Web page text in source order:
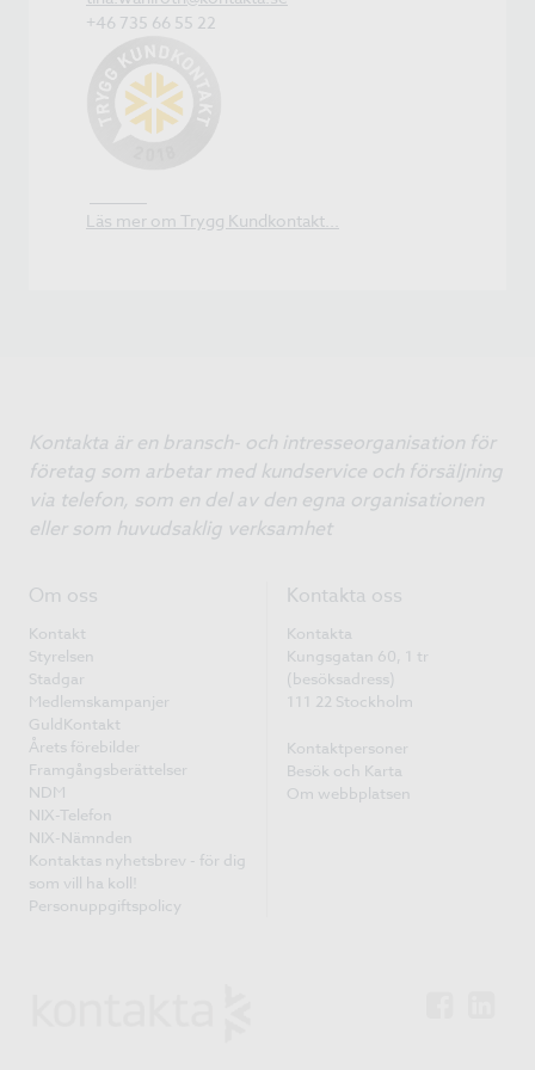
+46 735 66 55 22
Läs mer om Trygg Kundkontakt...
Kontakta är en bransch- och intresseorganisation för
företag som arbetar med kundservice och försäljning
via telefon, som en del av den egna organisationen
eller som huvudsaklig verksamhet
Om oss
Kontakt
Styrelsen
Stadgar
Medlemskampanjer
GuldKontakt
Årets förebilder
Framgångsberättelser
NDM
NIX-Telefon
NIX-Nämnden
Kontaktas nyhetsbrev - för dig
som vill ha koll!
Personuppgiftspolicy
Kontakta oss
Kontakta
Kungsgatan 60, 1 tr
(besöksadress)
111 22 Stockholm
Kontaktpersoner
Besök och Karta
Om webbplatsen